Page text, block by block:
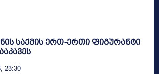
საქმის ერთ-ერთი ფიგურანტი
23:30